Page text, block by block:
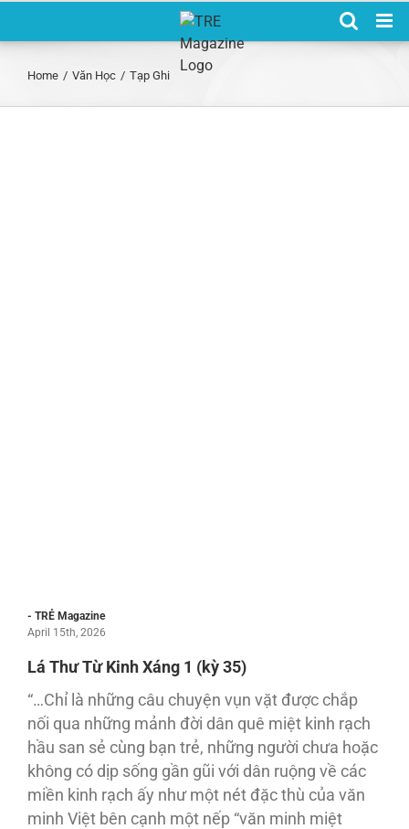
Home / Văn Học / Tạp Ghi
- TRẺ Magazine
April 15th, 2026
Lá Thư Từ Kinh Xáng 1 (kỳ 35)
“…Chỉ là những câu chuyện vụn vặt được chắp
nối qua những mảnh đời dân quê miệt kinh rạch
hầu san sẻ cùng bạn trẻ, những người chưa hoặc
không có dịp sống gần gũi với dân ruộng về các
miền kinh rạch ấy như một nét đặc thù của văn
minh Việt bên cạnh một nếp “văn minh miệt